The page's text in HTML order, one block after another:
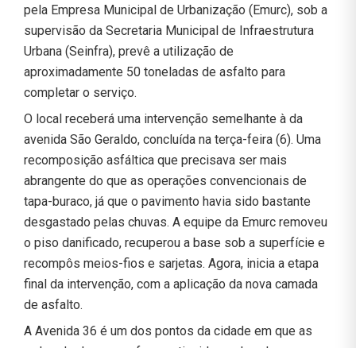
pela Empresa Municipal de Urbanização (Emurc), sob a
supervisão da Secretaria Municipal de Infraestrutura
Urbana (Seinfra), prevê a utilização de
aproximadamente 50 toneladas de asfalto para
completar o serviço.
O local receberá uma intervenção semelhante à da
avenida São Geraldo, concluída na terça-feira (6). Uma
recomposição asfáltica que precisava ser mais
abrangente do que as operações convencionais de
tapa-buraco, já que o pavimento havia sido bastante
desgastado pelas chuvas. A equipe da Emurc removeu
o piso danificado, recuperou a base sob a superfície e
recompôs meios-fios e sarjetas. Agora, inicia a etapa
final da intervenção, com a aplicação da nova camada
de asfalto.
A Avenida 36 é um dos pontos da cidade em que as